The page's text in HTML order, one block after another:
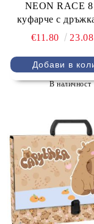
NEON RACE
куфарче с
€11.80
В наличност